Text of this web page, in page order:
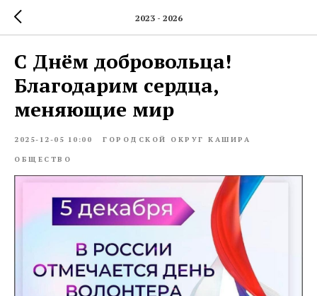
2023 - 2026
С Днём добровольца!
Благодарим сердца,
меняющие мир
2025-12-05 10:00 ГОРОДСКОЙ ОКРУГ КАШИРА
ОБЩЕСТВО